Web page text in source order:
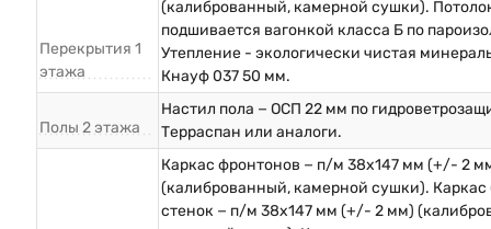
Перекрытия 1
этажа
(калиброванный, камерной сушки).
подшивается вагонкой класса Б по
Утепление - экологически чистая
Кнауф 037 50 мм.
Полы 2 этажа
Настил пола − ОСП 22 мм по
Терраспан или аналоги.
Каркас фронтонов − п/м 38х147 мм (+/- 2
(калиброванный, камерной сушки). Каркас
стенок − п/м 38х147 мм (+/- 2 мм)